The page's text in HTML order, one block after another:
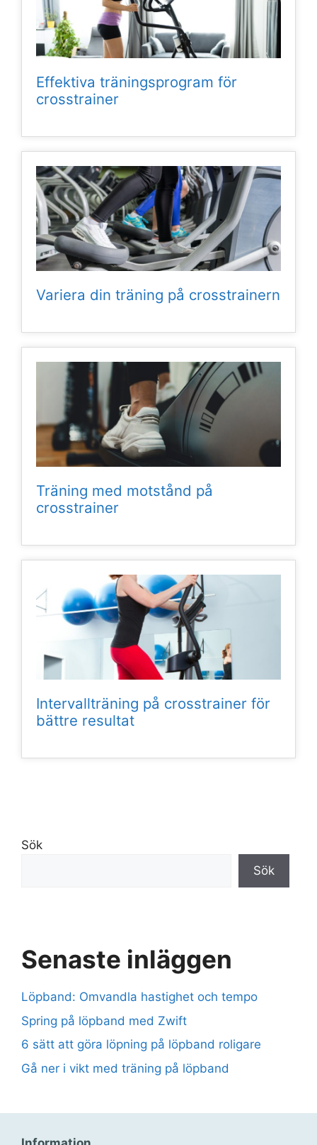
Effektiva träningsprogram för
crosstrainer
Variera din träning på crosstrainern
Träning med motstånd på
crosstrainer
Intervallträning på crosstrainer för
bättre resultat
Sök
Sök
Senaste inläggen
Löpband: Omvandla hastighet och tempo
Spring på löpband med Zwift
6 sätt att göra löpning på löpband roligare
Gå ner i vikt med träning på löpband